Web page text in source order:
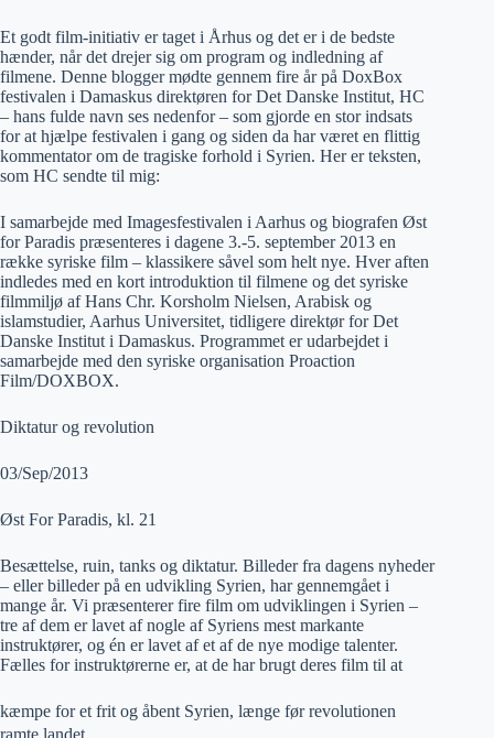
Et godt film-initiativ er taget i Århus og det er i de bedste
hænder, når det drejer sig om program og indledning af
filmene. Denne blogger mødte gennem fire år på DoxBox
festivalen i Damaskus direktøren for Det Danske Institut, HC
– hans fulde navn ses nedenfor – som gjorde en stor indsats
for at hjælpe festivalen i gang og siden da har været en flittig
kommentator om de tragiske forhold i Syrien. Her er teksten,
som HC sendte til mig:
I samarbejde med Imagesfestivalen i Aarhus og biografen Øst
for Paradis præsenteres i dagene 3.-5. september 2013 en
række syriske film – klassikere såvel som helt nye. Hver aften
indledes med en kort introduktion til filmene og det syriske
filmmiljø af Hans Chr. Korsholm Nielsen, Arabisk og
islamstudier, Aarhus Universitet, tidligere direktør for Det
Danske Institut i Damaskus. Programmet er udarbejdet i
samarbejde med den syriske organisation Proaction
Film/DOXBOX.
Diktatur og revolution
03/Sep/2013
Øst For Paradis, kl. 21
Besættelse, ruin, tanks og diktatur. Billeder fra dagens nyheder
– eller billeder på en udvikling Syrien, har gennemgået i
mange år. Vi præsenterer fire film om udviklingen i Syrien –
tre af dem er lavet af nogle af Syriens mest markante
instruktører, og én er lavet af et af de nye modige talenter.
Fælles for instruktørerne er, at de har brugt deres film til at
kæmpe for et frit og åbent Syrien, længe før revolutionen
ramte landet.